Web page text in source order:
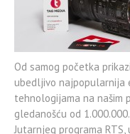
Od samog početka
ubedljivo najpopularnija
tehnologijama na našim
gledanošću od
Jutarnjeg programa RTS,